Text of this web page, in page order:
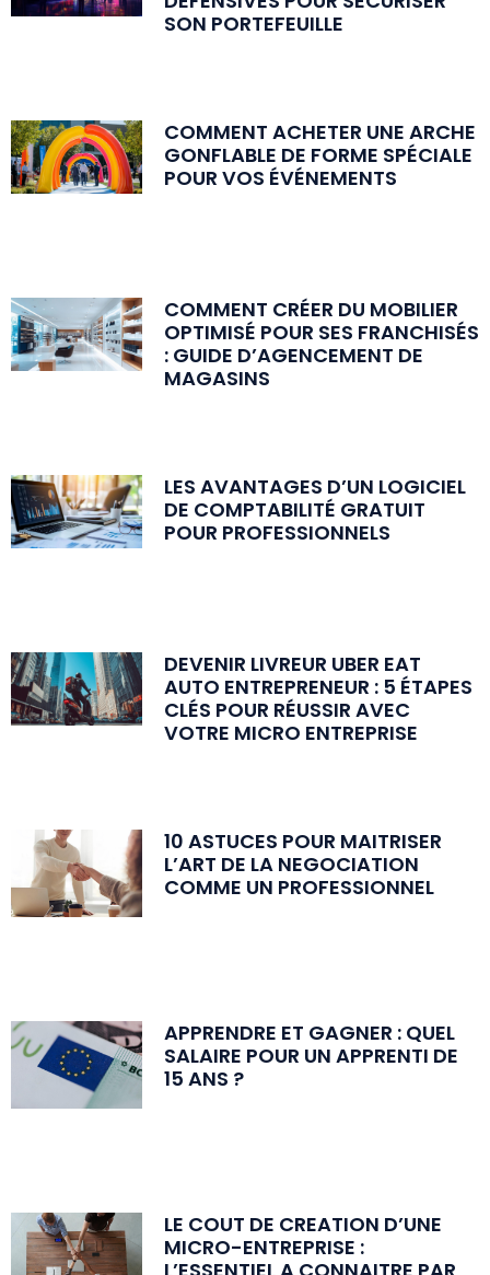
SON PORTEFEUILLE
COMMENT ACHETER UNE ARCHE
GONFLABLE DE FORME SPÉCIALE
POUR VOS ÉVÉNEMENTS
COMMENT CRÉER DU MOBILIER
OPTIMISÉ POUR SES FRANCHISÉS
: GUIDE D’AGENCEMENT DE
MAGASINS
LES AVANTAGES D’UN LOGICIEL
DE COMPTABILITÉ GRATUIT
POUR PROFESSIONNELS
DEVENIR LIVREUR UBER EAT
AUTO ENTREPRENEUR : 5 ÉTAPES
CLÉS POUR RÉUSSIR AVEC
VOTRE MICRO ENTREPRISE
10 ASTUCES POUR MAITRISER
L’ART DE LA NEGOCIATION
COMME UN PROFESSIONNEL
APPRENDRE ET GAGNER : QUEL
SALAIRE POUR UN APPRENTI DE
15 ANS ?
LE COUT DE CREATION D’UNE
MICRO-ENTREPRISE :
L’ESSENTIEL A CONNAITRE PAR